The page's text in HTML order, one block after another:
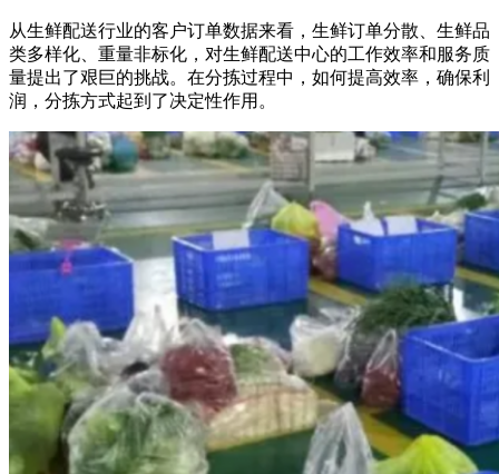
从生鲜配送行业的客户订单数据来看，生鲜订单分散、生鲜品
类多样化、重量非标化，对生鲜配送中心的工作效率和服务质
量提出了艰巨的挑战。在分拣过程中，如何提高效率，确保利
润，分拣方式起到了决定性作用。